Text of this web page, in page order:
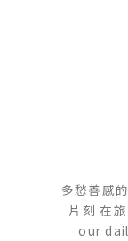
多愁善感
片刻 在
our